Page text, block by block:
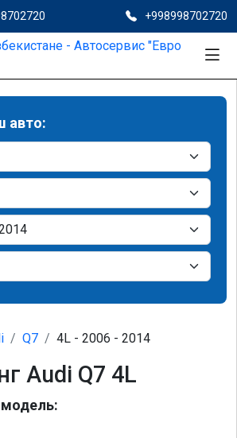
+998998702720
авто:
Q7 4L - 2006 - 2014
Audi Q7 4L